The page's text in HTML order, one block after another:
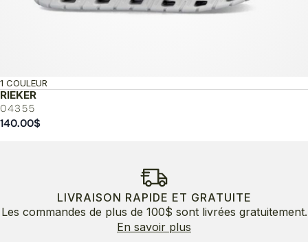
RIEKER
04355
1 COULEUR
140.00$
LIVRAISON RAPIDE ET GRATUITE
Les commandes de plus de 100$ sont livrées gratuitement.
En savoir plus